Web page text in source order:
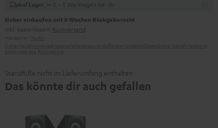
Auf Lager , in 3 – 5 Werktagen bei dir
Sicher einkaufen mit 8 Wochen Rückgaberecht
inkl. kostenlosem Rückversand
Standfüße nicht im Lieferumfang enthalten
Das könnte dir auch gefallen